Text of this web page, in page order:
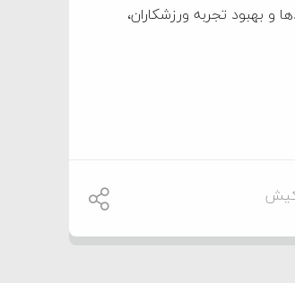
و بهبود تجربه ورزشکاران،